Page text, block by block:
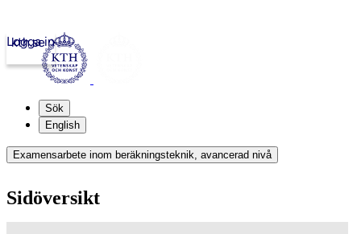
kth.se
Logga in
Sök
English
Examensarbete inom beräkningsteknik, avancerad nivå
Sidöversikt